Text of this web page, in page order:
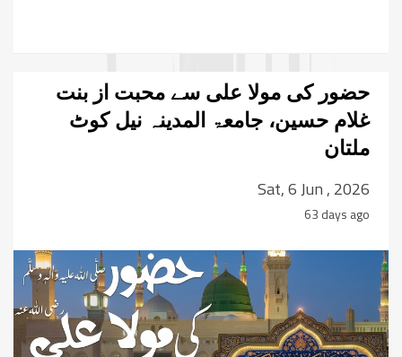
حضور کی مولا علی سے محبت از بنت
غلام حسین، جامعۃ المدینہ نیل کوٹ
ملتان
Sat, 6 Jun , 2026
63 days ago